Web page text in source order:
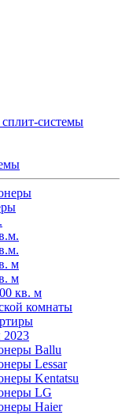
системы
м
м
кв. м
комнаты
Ballu
Lessar
Kentatsu
LG
Haier